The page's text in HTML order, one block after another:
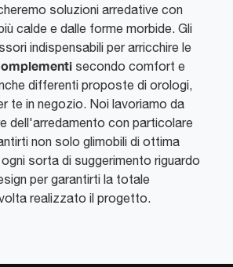
soluzioni arredative con
calde e dalle forme morbide. Gli
indispensabili per arricchire le
secondo comfort e
differenti proposte di orologi,
te in negozio. Noi lavoriamo da
dell'arredamento con particolare
non solo glimobili di ottima
sorta di suggerimento riguardo
per garantirti la totale
realizzato il progetto.